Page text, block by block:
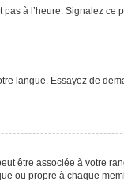
à l’heure. Signalez ce
langue. Essayez de
être associée à votre
ou propre à chaque